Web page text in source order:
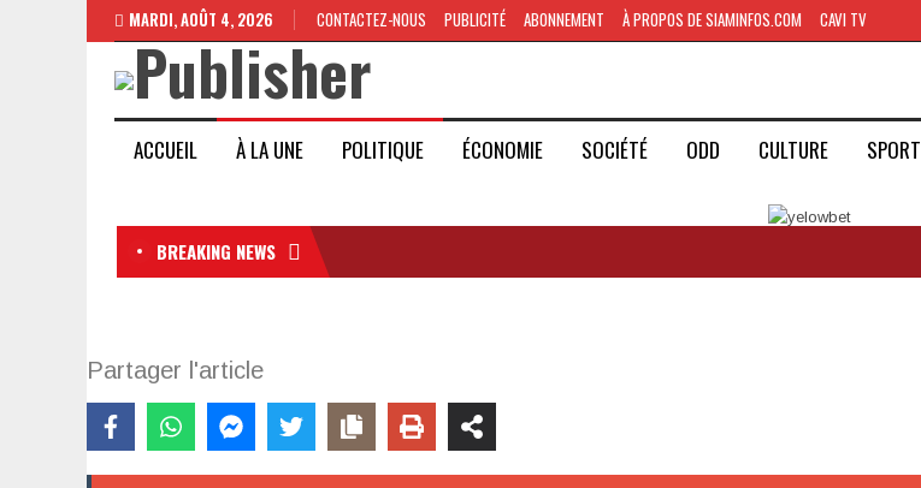
MARDI, AOÛT 4, 2026 CONTACTEZ-NOUS PUBLICITÉ ABONNEMENT À PROPOS DE SIAMINFOS.COM CAVI TV
ACCUEIL À LA UNE POLITIQUE ÉCONOMIE SOCIÉTÉ ODD CULTURE SPORT
BREAKING NEWS
Partager l'article